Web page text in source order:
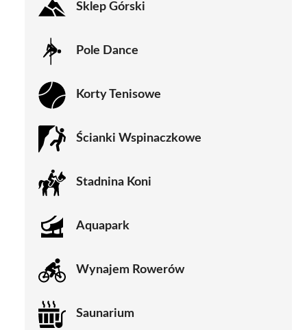
Sklep Górski
Pole Dance
Korty Tenisowe
Ścianki Wspinaczkowe
Stadnina Koni
Aquapark
Wynajem Rowerów
Saunarium